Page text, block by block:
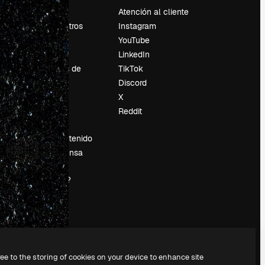
Precios
Sobre nosotros
Reviews
Empleo
Tendencias de
búsqueda
Blog
Eventos
Slidesgo
Vender contenido
Sala de prensa
¿Buscas
magnific.ai?
Atención al cliente
Instagram
YouTube
LinkedIn
TikTok
Discord
X
Reddit
to the storing of cookies on your device to enhance site